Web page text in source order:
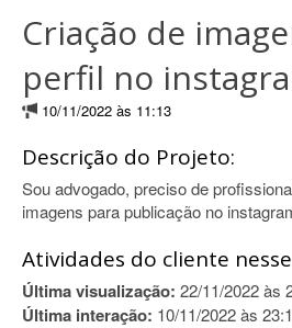
Criação de
perfil no
10/11/2022 às 11:13
Descrição do Projeto:
Sou advogado, preciso de
imagens para publicação no
Atividades do cliente
Última visualização: 22/11/2022 às
Última interação: 10/11/2022 às